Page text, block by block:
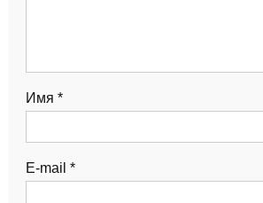
Имя *
E-mail *